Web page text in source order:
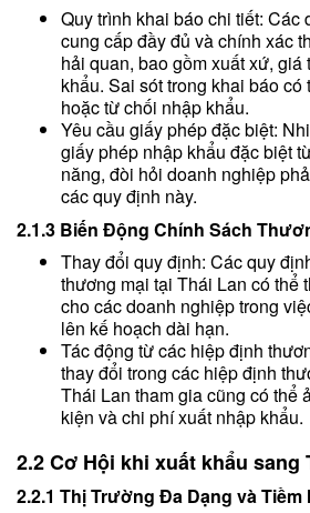
Quy trình khai báo chi tiết: Các
cung cấp đầy đủ và chính xác
hải quan, bao gồm xuất xứ, giá
khẩu. Sai sót trong khai báo có
hoặc từ chối nhập khẩu.
Yêu cầu giấy phép đặc biệt:
giấy phép nhập khẩu đặc biệt
năng, đòi hỏi doanh nghiệp
các quy định này.
2.1.3 Biến Động Chính Sách
Thay đổi quy định: Các quy
thương mại tại Thái Lan có thể
cho các doanh nghiệp trong
lên kế hoạch dài hạn.
Tác động từ các hiệp định
thay đổi trong các hiệp định
Thái Lan tham gia cũng có thể
kiện và chi phí xuất nhập khẩu.
2.2 Cơ Hội khi xuất khẩu sang
2.2.1 Thị Trường Đa Dạng và Tiềm